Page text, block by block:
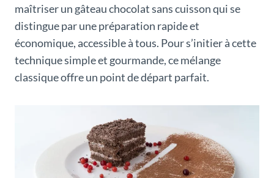
maîtriser un gâteau chocolat sans cuisson qui se
distingue par une préparation rapide et
économique, accessible à tous. Pour s’initier à cette
technique simple et gourmande, ce mélange
classique offre un point de départ parfait.